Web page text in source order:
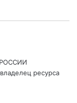
РОССИИ
ресурса